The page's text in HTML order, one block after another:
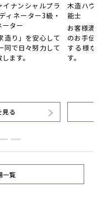
ナンシャルプラ
ィネーター3級・
ター
造り」を安心して
同で日々努力して
ます。
見る
木造ハウ
能士
お客様満
のお手伝
する様な
す。
一覧